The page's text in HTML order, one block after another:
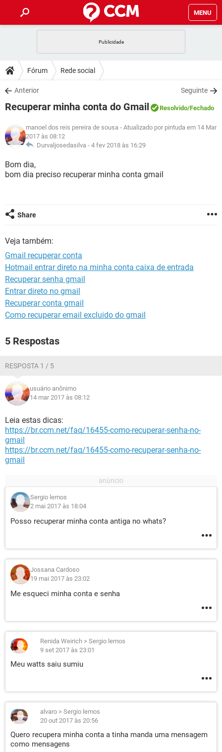
MENU
CELULAR
OUTLOOK
INSTAGRAM GMAIL
GUIA DE COMPRAS
DICAS
JOGOS
INSTAGRAM
GUIA DE COMPRAS
DOWNLOADS
JOGOS WHATSAPP
FACEBOOK
OUTLOOK EXCEL
GUIA DE COMPRAS
FÓRUM
JOGOS
CELULAR FACEBOOK
OUTLOOK
GLOSSÁRIO
CELULAR FACEBOOK
INSTAGRAM
Fórum Rede social
Anterior Seguinte
Recuperar minha conta do Gmail Resolvido/Fechado
manoel dos reis pereira de sousa- Atualizado por pintuda em 14 Mar
2017 às 08:12
Durvaljosedasilva - 4 fev 2018 às 16:29
Bom dia,
bom dia preciso recuperar minha conta gmail
Share
Veja também:
Gmail recuperar conta
Hotmail entrar direto na minha conta caixa de entrada
Recuperar senha gmail
Entrar direto no gmail
Recuperar conta gmail
Como recuperar email excluido do gmail
5 Respostas
RESPOSTA 1 / 5
usuário anônimo
14 mar 2017 às 08:12
Leia estas dicas:
https://br.ccm.net/faq/16455-como-recuperar-senha-no-
gmail
https://br.ccm.net/faq/16455-como-recuperar-senha-no-
gmail
Sergio lemos
2 mai 2017 às 18:04
Posso recuperar minha conta antiga no whats?
Jossana Cardoso
19 mai 2017 às 23:02
Me esqueci minha conta e senha
Renida Weirich > Sergio lemos
9 set 2017 às 23:01
Meu watts saiu sumiu
alvaro > Sergio lemos
20 out 2017 às 20:56
Quero recupera minha conta a tinha manda uma mensagem
como mensagens